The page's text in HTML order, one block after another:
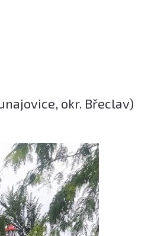
okr. Břeclav)